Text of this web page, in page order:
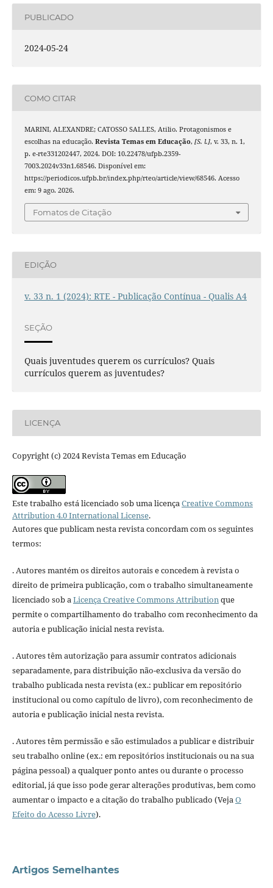
PUBLICADO
2024-05-24
COMO CITAR
MARINI, ALEXANDRE; CATOSSO SALLES, Atilio. Protagonismos e
escolhas na educação. Revista Temas em Educação, [S. l.], v. 33, n. 1,
p. e-rte331202447, 2024. DOI: 10.22478/ufpb.2359-
7003.2024v33n1.68546. Disponível em:
https://periodicos.ufpb.br/index.php/rteo/article/view/68546. Acesso
em: 9 ago. 2026.
Fomatos de Citação
EDIÇÃO
v. 33 n. 1 (2024): RTE - Publicação Contínua - Qualis A4
SEÇÃO
Quais juventudes querem os currículos? Quais
currículos querem as juventudes?
LICENÇA
Copyright (c) 2024 Revista Temas em Educação
Este trabalho está licenciado sob uma licençaCreative Commons
Attribution 4.0 International License.
Autores que publicam nesta revista concordam com os seguintes
termos:
. Autores mantém os direitos autorais e concedem à revista o
direito de primeira publicação, com o trabalho simultaneamente
licenciado sob aLicença Creative Commons Attributionque
permite o compartilhamento do trabalho com reconhecimento da
autoria e publicação inicial nesta revista.
. Autores têm autorização para assumir contratos adicionais
separadamente, para distribuição não-exclusiva da versão do
trabalho publicada nesta revista (ex.: publicar em repositório
institucional ou como capítulo de livro), com reconhecimento de
autoria e publicação inicial nesta revista.
. Autores têm permissão e são estimulados a publicar e distribuir
seu trabalho online (ex.: em repositórios institucionais ou na sua
página pessoal) a qualquer ponto antes ou durante o processo
editorial, já que isso pode gerar alterações produtivas, bem como
aumentar o impacto e a citação do trabalho publicado (VejaO
Efeito do Acesso Livre).
Artigos Semelhantes